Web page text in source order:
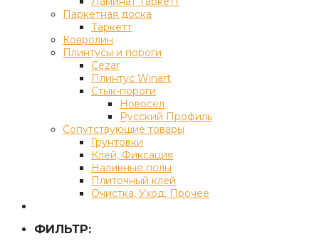
Паркетная доска
Таркетт
Ковролин
Плинтусы и пороги
Cezar
Плинтус Winart
Стык-пороги
Новосел
Русский Профиль
Сопутствующие товары
Грунтовки
Клей, Фиксация
Наливные полы
Плиточный клей
Очистка, Уход, Прочее
ФИЛЬТР: